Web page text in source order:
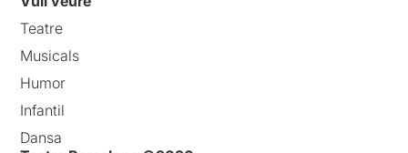
Teatre
Musicals
Humor
Infantil
Dansa